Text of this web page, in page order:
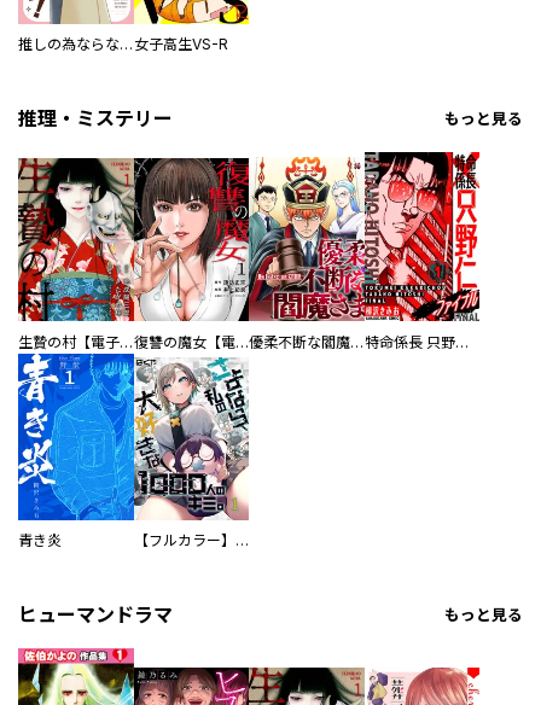
推しの為ならなんでもします！ 女子高生VS-R
推理・ミステリー もっと見る
生贄の村【電子単行本版】 復讐の魔女【電子単行本版】 優柔不断な閻魔さま 特命係長 只野仁ファイナル 愛蔵版
青き炎 【フルカラー】さよなら、私の大好きな１０００人のキミ。
ヒューマンドラマ もっと見る